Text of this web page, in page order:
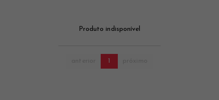
Produto indisponível
1